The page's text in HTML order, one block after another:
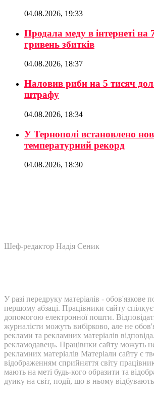
04.08.2026, 19:33
Продала меду в інтернеті на
гривень збитків
04.08.2026, 18:37
Наловив риби на 5 тисяч
штрафу
04.08.2026, 18:34
У Тернополі встановлено
температурний рекорд
04.08.2026, 18:30
Шеф-редактор Надія Сеник
У разі передруку матеріалів - обов'язкове
першому абзаці. Працівники сайту
допомогою електронної пошти.
журналісти можуть вибірково, але не
реклами та рекламних матеріалів
рекламодавець. Працівнки сайту можуть
рекламних матеріалів Матеріали сайту є
відображенням сприйняття світу
мають на меті будь-кого образити та
дуику на світ, події, що в ньому